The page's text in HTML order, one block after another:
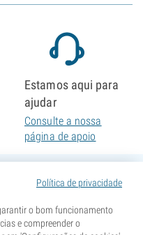
Política de privacidade
o bom funcionamento
e compreender o
Estamos aqui para
ajudar
Consulte a nossa
página de apoio